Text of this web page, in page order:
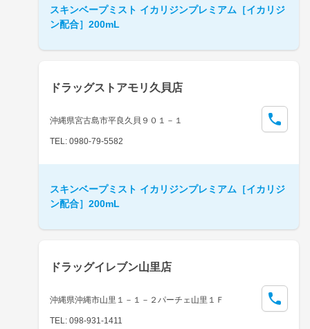
スキンベープミスト イカリジンプレミアム［イカリジ
ン配合］200mL
ドラッグストアモリ久貝店
沖縄県宮古島市平良久貝９０１－１
TEL: 0980-79-5582
スキンベープミスト イカリジンプレミアム［イカリジ
ン配合］200mL
ドラッグイレブン山里店
沖縄県沖縄市山里１－１－２パーチェ山里１Ｆ
TEL: 098-931-1411